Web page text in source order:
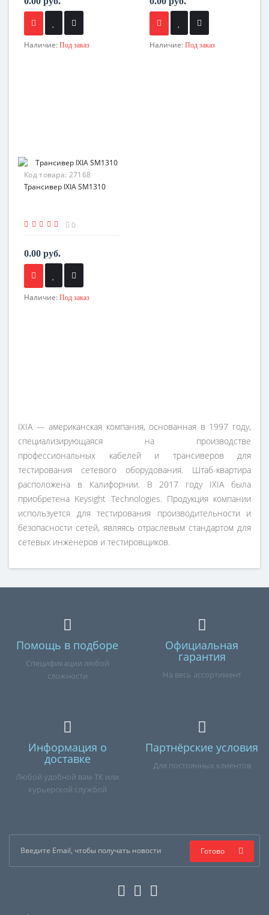
Наличие: Под заказ Наличие: Под заказ
Код товара: 27168
Трансивер IXIA SM1310
0
0.00 руб.
Наличие: Под заказ
IXIA — американская компания, основанная в 1997 году,
специализирующаяся на производстве
профессиональных кабелей и трансиверов для
тестирования сетевого оборудования. Штаб-квартира
расположена в Калифорнии. В 2017 году IXIA была
приобретена Keysight Technologies. Продукция компании
используется для тестирования производительности и
безопасности сетей, являясь отраслевым стандартом для
сетевых инженеров и тестировщиков.
Помощь в подборе
Спецификации любой
сложности
Официальная
гарантия
На весь ассортимент
Информация о
доставке
Любой удобной вам ТК или
курьерской службой
Партнёрские условия
Для постоянных клиентов
Готово